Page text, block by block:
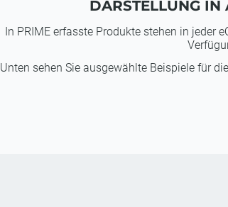
DARSTELLUNG IN
In PRIME erfasste Produkte stehen in jeder
Unten sehen Sie ausgewählte Beispiele für